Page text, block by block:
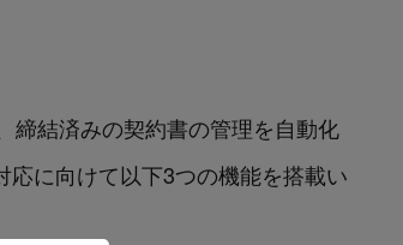
締結済みの契約書の管理を自動化
に向けて以下3つの機能を搭載い